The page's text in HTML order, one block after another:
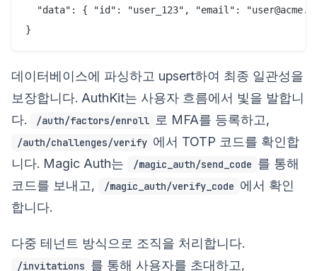
"data": { "id": "user_123", "email":
데이터베이스에 파싱하고 upsert하여 최종 일관성을
보장합니다. AuthKit는 사용자 흐름에서 빛을 발합니
다.
/auth/factors/enroll 로 MFA를 등록하고,
/auth/challenges/verify 에서 TOTP 코드를 확인합
니다. Magic Auth는
/magic_auth/send_code 를 통해
코드를 보내고,
/magic_auth/verify_code 에서 확인
합니다.
다중 테넌트 방식으로 조직을 처리합니다.
/invitations 를 통해 사용자를 초대하고,